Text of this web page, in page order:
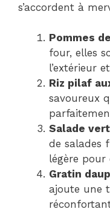
s’accordent à
Pommes
four, elles
l’extérieur
Riz pilaf
savoureux
Salade
de salades
légère pour
Gratin
ajoute une